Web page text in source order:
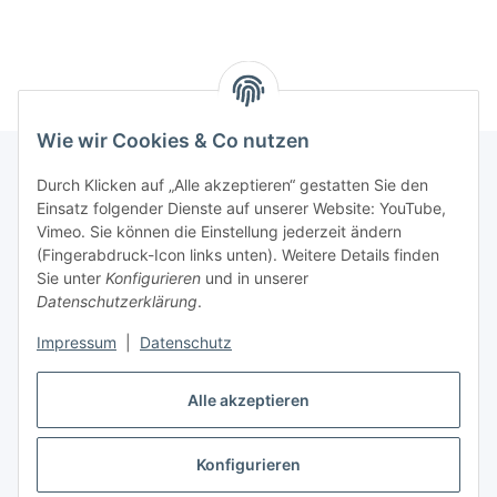
Alle akzeptieren
Konfigurieren
Wie wir Cookies & Co nutzen
Durch Klicken auf „Alle akzeptieren“ gestatten Sie den
Einsatz folgender Dienste auf unserer Website: YouTube,
Vimeo. Sie können die Einstellung jederzeit ändern
(Fingerabdruck-Icon links unten). Weitere Details finden
Sie unter Konfigurieren und in unserer
Datenschutzerklärung.
Impressum Datenschutz
Informationen
Gesetzliche Informationen
* Alle Preise inkl. gesetzlicher USt., zzgl.Versand